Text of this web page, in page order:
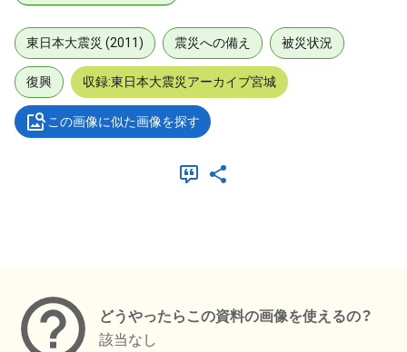
東日本大震災 (2011) 震災への備え 被災状況
復興 収録:東日本大震災アーカイブ宮城
この画像に似た画像を探す
どうやったらこの資料の画像を使えるの？
該当なし